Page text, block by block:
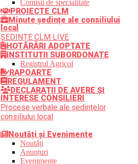
Comisii de specialitate
PROIECTE CLM
Minute ședințe ale consiliului
local
ȘEDINȚE CLM LIVE
HOTĂRÂRI ADOPTATE
INSTITUȚII SUBORDONATE
Registrul Agricol
RAPOARTE
REGULAMENT
DECLARAȚII DE AVERE ȘI
INTERESE CONSILIERI
Procese verbale ale ședințelor
consiliului local
Noutăți și Evenimente
Noutăți
Anunțuri
Evenimente